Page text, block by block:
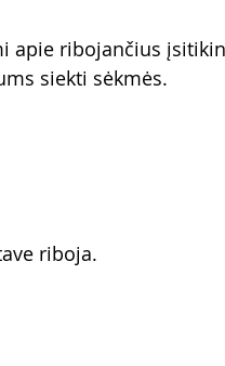
apie ribojančius
siekti sėkmės.
riboja.